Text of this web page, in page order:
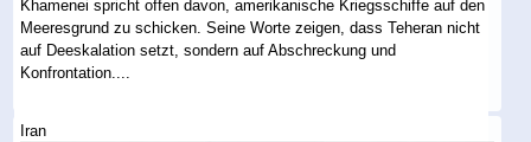
Khamenei spricht offen davon, amerikanische Kriegsschiffe auf den
Meeresgrund zu schicken. Seine Worte zeigen, dass Teheran nicht
auf Deeskalation setzt, sondern auf Abschreckung und
Konfrontation....
Iran